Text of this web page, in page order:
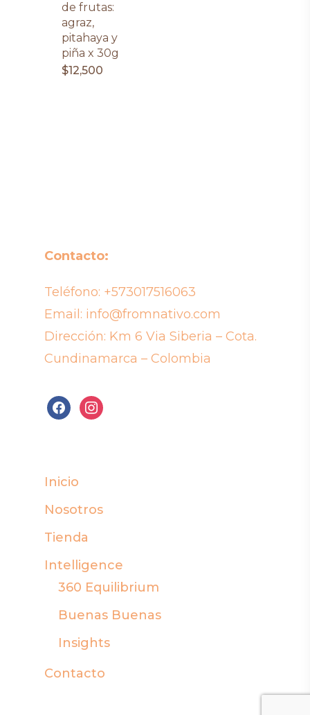
de frutas:
agraz,
pitahaya y
piña x 30g
$12,500
Contacto:
Teléfono: +573017516063
Email: info@fromnativo.com
Dirección: Km 6 Via Siberia – Cota.
Cundinamarca – Colombia
facebookinstagram
Inicio
Nosotros
Tienda
Intelligence
360 Equilibrium
Buenas Buenas
Insights
Contacto